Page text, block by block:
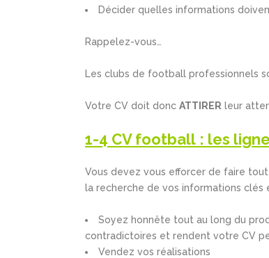
Décider quelles informations
Rappelez-vous…
Les clubs de football professionnels
Votre CV doit donc ATTIRER leur
1-4 CV football : les
Vous devez vous efforcer de faire
la recherche de vos informations clés
Soyez honnête tout au long du
contradictoires et rendent votre CV
Vendez vos réalisations